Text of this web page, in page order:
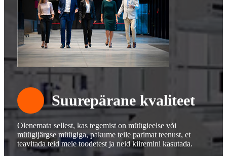
Suurepärane kvaliteet
Olenemata sellest, kas tegemist on müügieelse või
müügijärgse müügiga, pakume teile parimat teenust, et
teavitada teid meie toodetest ja neid kiiremini kasutada.